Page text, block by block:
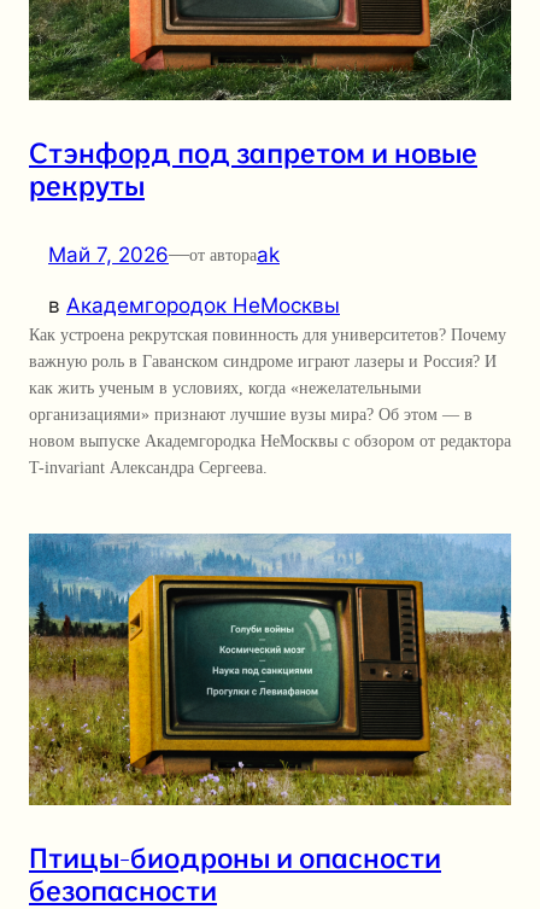
Стэнфорд под запретом и новые
рекруты
Май 7, 2026—от автораak
в Академгородок НеМосквы
Как устроена рекрутская повинность для университетов? Почему
важную роль в Гаванском синдроме играют лазеры и Россия? И
как жить ученым в условиях, когда «нежелательными
организациями» признают лучшие вузы мира? Об этом — в
новом выпуске Академгородка НеМосквы с обзором от редактора
T-invariant Александра Сергеева.
Птицы-биодроны и опасности
безопасности